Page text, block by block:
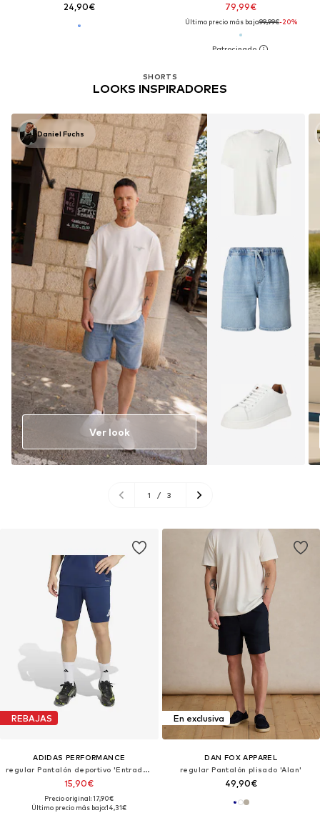
24,90€
SHORTS
LOOKS INSPIRADORES
Daniel Fuchs
Ver look
1 / 3
79,99€
Último precio más bajo:99,99€-20%
REBAJAS
ADIDAS PERFORMANCE
regular Pantalón deportivo 'Entrada 26'
15,90€
Precio original: 17,90€
Último precio más bajo:14,31€
En exclusiva
DAN FOX APPAREL
regular Pantalón plisado 'Alan'
49,90€